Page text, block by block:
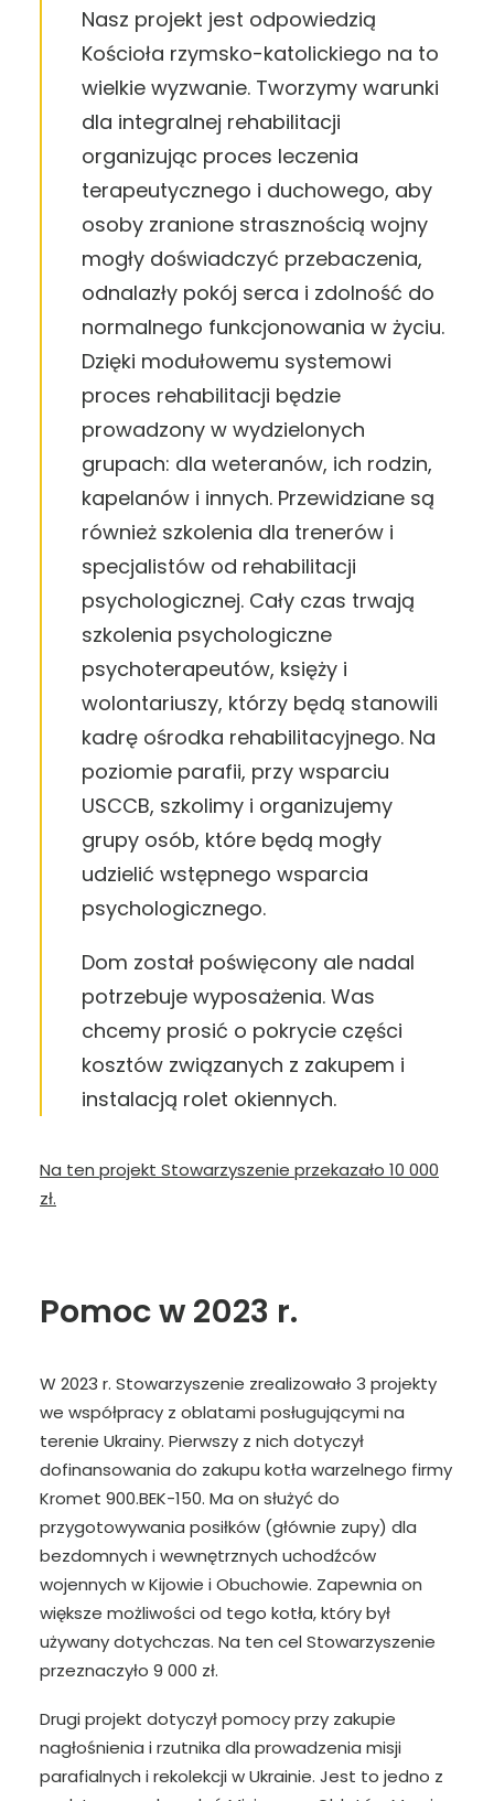
Nasz projekt jest odpowiedzią
Kościoła rzymsko-katolickiego na to
wielkie wyzwanie. Tworzymy warunki
dla integralnej rehabilitacji
organizując proces leczenia
terapeutycznego i duchowego, aby
osoby zranione strasznością wojny
mogły doświadczyć przebaczenia,
odnalazły pokój serca i zdolność do
normalnego funkcjonowania w życiu.
Dzięki modułowemu systemowi
proces rehabilitacji będzie
prowadzony w wydzielonych
grupach: dla weteranów, ich rodzin,
kapelanów i innych. Przewidziane są
również szkolenia dla trenerów i
specjalistów od rehabilitacji
psychologicznej. Cały czas trwają
szkolenia psychologiczne
psychoterapeutów, księży i
wolontariuszy, którzy będą stanowili
kadrę ośrodka rehabilitacyjnego. Na
poziomie parafii, przy wsparciu
USCCB, szkolimy i organizujemy
grupy osób, które będą mogły
udzielić wstępnego wsparcia
psychologicznego.
Dom został poświęcony ale nadal
potrzebuje wyposażenia. Was
chcemy prosić o pokrycie części
kosztów związanych z zakupem i
instalacją rolet okiennych.
Na ten projekt Stowarzyszenie przekazało 10 000
zł.
Pomoc w 2023 r.
W 2023 r. Stowarzyszenie zrealizowało 3 projekty
we współpracy z oblatami posługującymi na
terenie Ukrainy. Pierwszy z nich dotyczył
dofinansowania do zakupu kotła warzelnego firmy
Kromet 900.BEK-150. Ma on służyć do
przygotowywania posiłków (głównie zupy) dla
bezdomnych i wewnętrznych uchodźców
wojennych w Kijowie i Obuchowie. Zapewnia on
większe możliwości od tego kotła, który był
używany dotychczas. Na ten cel Stowarzyszenie
przeznaczyło 9 000 zł.
Drugi projekt dotyczył pomocy przy zakupie
nagłośnienia i rzutnika dla prowadzenia misji
parafialnych i rekolekcji w Ukrainie. Jest to jedno z